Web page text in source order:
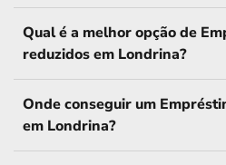
Qual é a melhor opção de
reduzidos em Londrina?
Onde conseguir um
em Londrina?